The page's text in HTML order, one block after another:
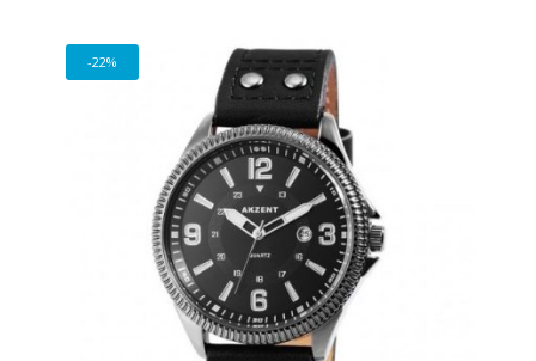
11
335 Ft.
648 Ft.
-22%